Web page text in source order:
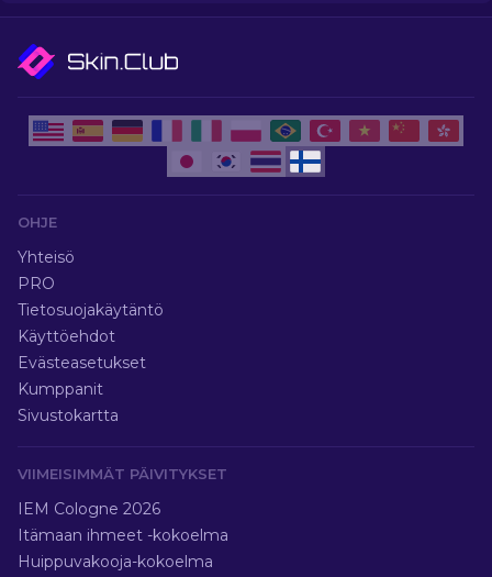
OHJE
Yhteisö
PRO
Tietosuojakäytäntö
Käyttöehdot
Evästeasetukset
Kumppanit
Sivustokartta
VIIMEISIMMÄT PÄIVITYKSET
IEM Cologne 2026
Itämaan ihmeet -kokoelma
Huippuvakooja-kokoelma